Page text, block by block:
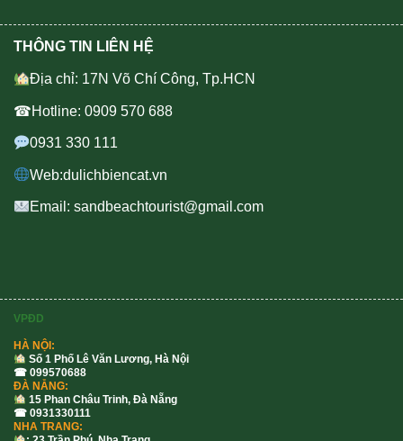
THÔNG TIN LIÊN HỆ
Địa chỉ: 17N Võ Chí Công, Tp.HCN
☎Hotline: 0909 570 688
0931 330 111
Web:dulichbiencat.vn
Email: sandbeachtourist@gmail.com
VPĐD
HÀ NỘI:
Số 1 Phố Lê Văn Lương, Hà Nội
☎ 099570688
ĐÀ NẴNG:
15 Phan Châu Trinh, Đà Nẵng
☎ 0931330111
NHA TRANG: